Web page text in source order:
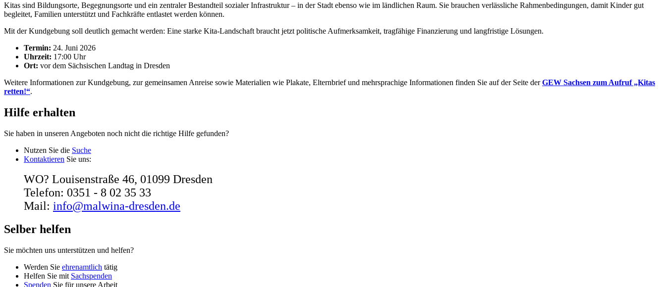
Kitas sind Bildungsorte, Begegnungsorte und ein zentraler Bestandteil sozialer Infrastruktur – in der Stadt ebenso wie im ländlichen Raum. Sie brauchen verlässliche Rahmenbedingungen, damit Kinder gut
begleitet, Familien unterstützt und Fachkräfte entlastet werden können.
Mit der Kundgebung soll deutlich gemacht werden: Eine starke Kita-Landschaft braucht jetzt politische Aufmerksamkeit, tragfähige Finanzierung und langfristige Lösungen.
Termin: 24. Juni 2026
Uhrzeit: 17:00 Uhr
Ort: vor dem Sächsischen Landtag in Dresden
Weitere Informationen zur Kundgebung, zur gemeinsamen Anreise sowie Materialien wie Plakate, Elternbrief und mehrsprachige Informationen finden Sie auf der Seite derGEW Sachsen zum Aufruf „Kitas
retten!“.
Hilfe erhalten
Sie haben in unseren Angeboten noch nicht die richtige Hilfe gefunden?
Nutzen Sie die Suche
Kontaktieren Sie uns:
WO? Louisenstraße 46, 01099 Dresden
Telefon: 0351 - 8 02 35 33
Mail: info@malwina-dresden.de
Selber helfen
Sie möchten uns unterstützen und helfen?
Werden Sie ehrenamtlich tätig
Helfen Sie mit Sachspenden
Spenden Sie für unsere Arbeit